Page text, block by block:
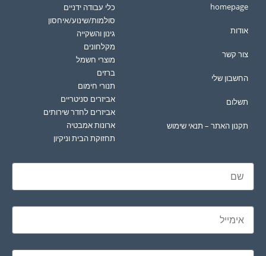
homepage
אודות
צור קשר
החשבון שלי
תשלום
תקנון האתר – תנאי שימוש
כלי עבודה ידניים
סולמות/שינוע/איחסון
גינון והשקייה
מקלחונים
מוצרי חשמל
ברזים
תנורי חימום
אביזרים סניטריים
אביזרים לחדר שירותים
ארונות אמבטיה
תחזוקת הבית וניקיון